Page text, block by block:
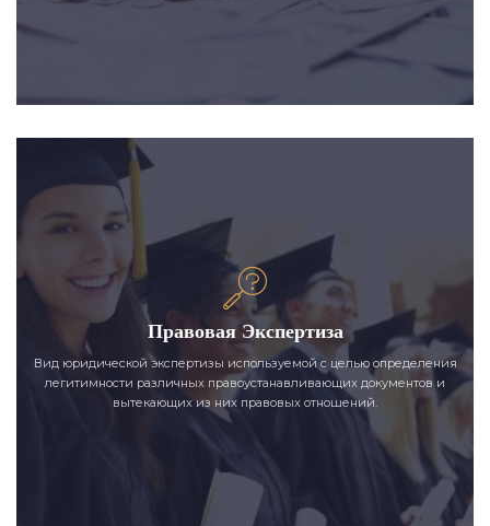
Правовая Экспертиза
Вид юридической экспертизы используемой с целью определения
легитимности различных правоустанавливающих документов и
вытекающих из них правовых отношений.